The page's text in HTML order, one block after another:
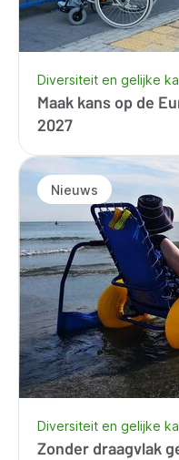
Maak kans op de
2027
Diversiteit en gelijke
Nieuws
Zonder draagvlak
Diversiteit en gelijke